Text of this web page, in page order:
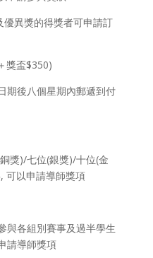
異獎的得獎者可申請訂
獎盃$350)
期後八個星期內郵遞到付
獎)/七位(銀獎)/十位(金
可以申請導師獎項
與各組別賽事及過半學生
請導師獎項